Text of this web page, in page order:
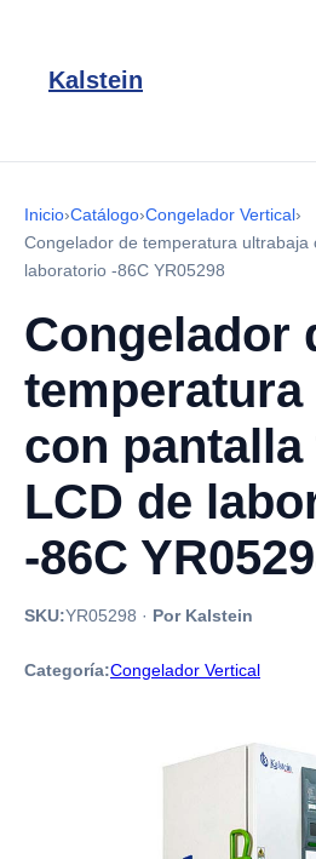
Kalstein
Inicio›Catálogo›Congelador Vertical›
Congelador de temperatura ultrabaja
laboratorio -86C YR05298
Congelador
con
LCD de
-86C
SKU:YR05298 · Por Kalstein
Categoría:Congelador Vertical